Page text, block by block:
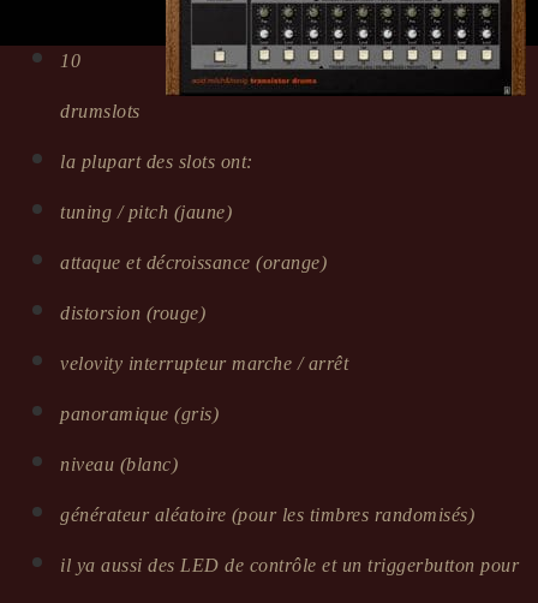
10
drumslots
la plupart des slots ont:
tuning / pitch (jaune)
attaque et décroissance (orange)
distorsion (rouge)
velovity interrupteur marche / arrêt
panoramique (gris)
niveau (blanc)
générateur aléatoire (pour les timbres randomisés)
il ya aussi des LED de contrôle et un triggerbutton pour